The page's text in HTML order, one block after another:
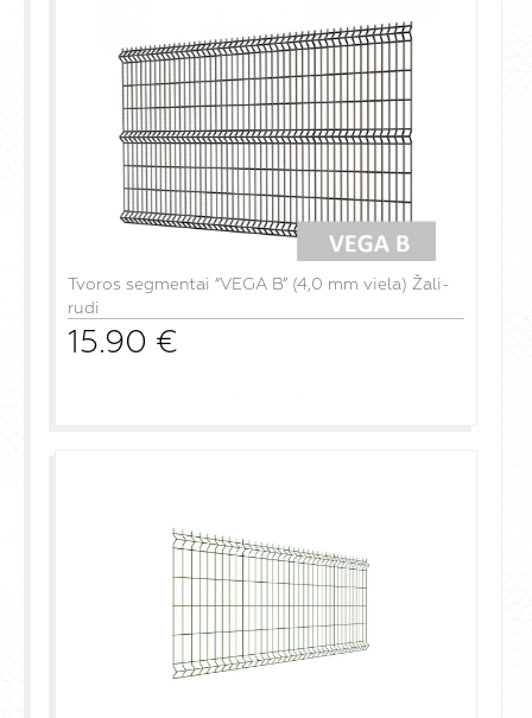
Tvoros segmentai “VEGA B” (4,0 mm viela) Žali-
rudi
15.90 €